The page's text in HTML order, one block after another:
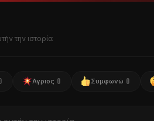
την ιστορία
Άγριος 0 Συμφωνώ 0